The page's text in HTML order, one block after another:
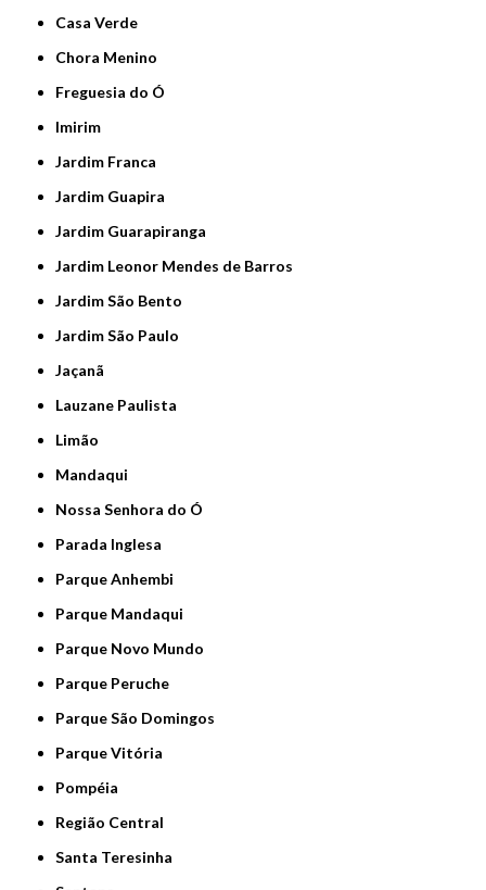
Casa Verde
Chora Menino
Freguesia do Ó
Imirim
Jardim Franca
Jardim Guapira
Jardim Guarapiranga
Jardim Leonor Mendes de Barros
Jardim São Bento
Jardim São Paulo
Jaçanã
Lauzane Paulista
Limão
Mandaqui
Nossa Senhora do Ó
Parada Inglesa
Parque Anhembi
Parque Mandaqui
Parque Novo Mundo
Parque Peruche
Parque São Domingos
Parque Vitória
Pompéia
Região Central
Santa Teresinha